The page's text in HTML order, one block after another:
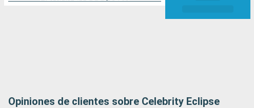
Opiniones de clientes sobre Celebrity Eclipse